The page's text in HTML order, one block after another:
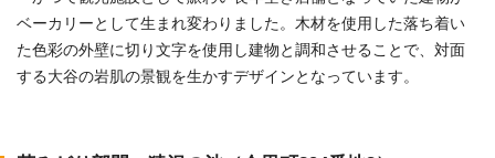
ベーカリーとして生まれ変わりました。木材を使用した落ち着い
た色彩の外壁に切り文字を使用し建物と調和させることで、対面
する大谷の岩肌の景観を生かすデザインとなっています。